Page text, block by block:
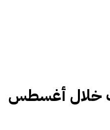
خلال أغسطس